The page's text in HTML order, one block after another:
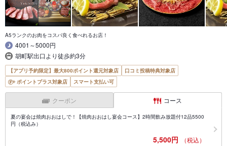
A5ランクのお肉をコスパ良く食べれるお店！
4001～5000円
胡町駅出口より徒歩約3分
【アプリ予約限定】最大800ポイント還元対象店
口コミ投稿特典対象店
ポイントプラス対象店
スマート支払い可
クーポン コース
夏の宴会は焼肉おおはしで！【焼肉おおはし宴会コース】2時間飲み放題付12品5500
円（税込み）
5,500円 （税込）